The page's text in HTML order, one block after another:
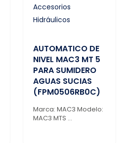
Accesorios
Hidráulicos
AUTOMATICO DE
NIVEL MAC3 MT 5
PARA SUMIDERO
AGUAS SUCIAS
(FPM0506RB0C)
Marca: MAC3 Modelo:
MAC3 MTS ...